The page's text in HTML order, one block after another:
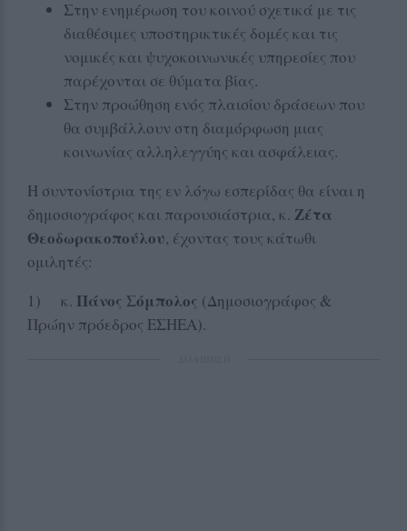
Στην ενημέρωση του κοινού σχετικά με τις
διαθέσιμες υποστηρικτικές δομές και τις
νομικές και ψυχοκοινωνικές υπηρεσίες που
παρέχονται σε θύματα βίας.
Στην προώθηση ενός πλαισίου δράσεων που
θα συμβάλλουν στη διαμόρφωση μιας
κοινωνίας αλληλεγγύης και ασφάλειας.
Η συντονίστρια της εν λόγω εσπερίδας θα είναι η
δημοσιογράφος και παρουσιάστρια, κ. Ζέτα
Θεοδωρακοπούλου, έχοντας τους κάτωθι
ομιλητές:
1) κ. Πάνος Σόμπολος (Δημοσιογράφος &
Πρώην πρόεδρος ΕΣΗΕΑ).